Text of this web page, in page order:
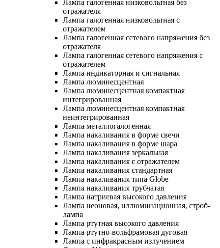
Лампа галогенная низковольтная без
отражателя
Лампа галогенная низковольтная с
отражателем
Лампа галогенная сетевого напряжения без
отражателя
Лампа галогенная сетевого напряжения с
отражателем
Лампа индикаторная и сигнальная
Лампа люминесцентная
Лампа люминесцентная компактная
интегрированная
Лампа люминесцентная компактная
неинтегрированная
Лампа металлогалогенная
Лампа накаливания в форме свечи
Лампа накаливания в форме шара
Лампа накаливания зеркальная
Лампа накаливания с отражателем
Лампа накаливания стандартная
Лампа накаливания типа Globe
Лампа накаливания трубчатая
Лампа натриевая высокого давления
Лампа неоновая, иллюминационная, строб-
лампа
Лампа ртутная высокого давления
Лампа ртутно-вольфрамовая дуговая
Лампа с инфракрасным излучением